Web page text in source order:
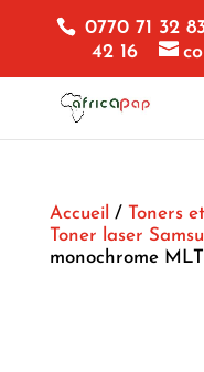
0770 71 32
42 16
Accueil / Toners
Toner laser
monochrome